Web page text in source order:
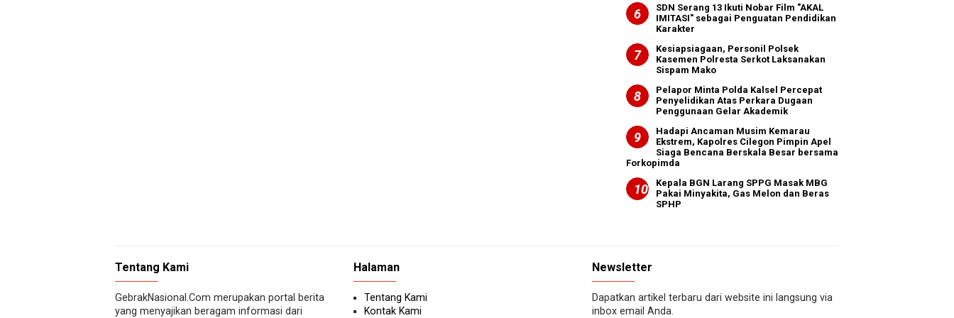
SDN Serang 13 Ikuti Nobar Film "AKAL
IMITASI" sebagai Penguatan Pendidikan
Karakter
Kesiapsiagaan, Personil Polsek
Kasemen Polresta Serkot Laksanakan
Sispam Mako
Pelapor Minta Polda Kalsel Percepat
Penyelidikan Atas Perkara Dugaan
Penggunaan Gelar Akademik
Hadapi Ancaman Musim Kemarau
Ekstrem, Kapolres Cilegon Pimpin Apel
Siaga Bencana Berskala Besar bersama
Forkopimda
Kepala BGN Larang SPPG Masak MBG
Pakai Minyakita, Gas Melon dan Beras
SPHP
Tentang Kami
GebrakNasional.Com merupakan portal berita
yang menyajikan beragam informasi dari
Halaman
Tentang Kami
Kontak Kami
Newsletter
Dapatkan artikel terbaru dari website ini langsung via
inbox email Anda.